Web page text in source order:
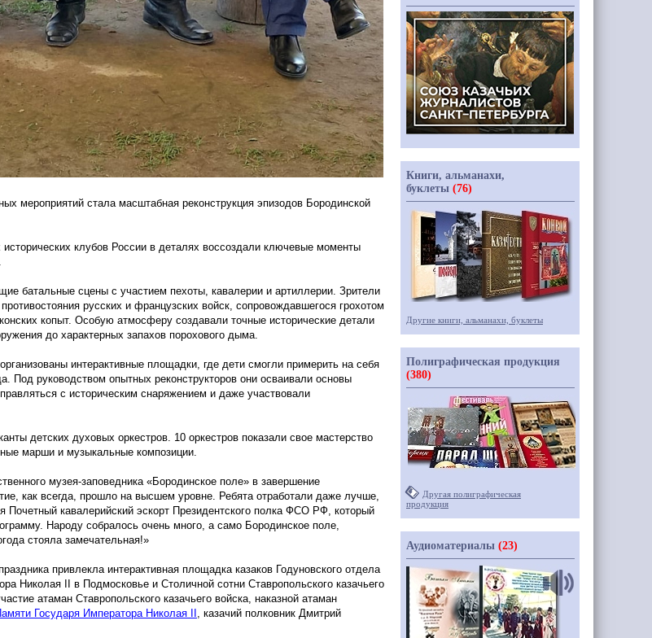
мероприятий стала масштабная реконструкция эпизодов Бородинской
клубов России в деталях воссоздали ключевые моменты
батальные сцены с участием пехоты, кавалерии и артиллерии. Зрители
русских и французских войск, сопровождавшегося грохотом
копыт. Особую атмосферу создавали точные исторические детали
до характерных запахов порохового дыма.
интерактивные площадки, где дети смогли примерить на себя
Под руководством опытных реконструкторов они осваивали основы
с историческим снаряжением и даже участвовали
детских духовых оркестров. 10 оркестров показали свое мастерство
марши и музыкальные композиции.
музея-заповедника «Бородинское поле» в завершение
, как всегда, прошло на высшем уровне. Ребята отработали даже лучше,
кавалерийский эскорт Президентского полка ФСО РФ, который
Народу собралось очень много, а само Бородинское поле,
стояла замечательная!»
привлекла интерактивная площадка казаков Годуновского отдела
Николая
в Подмосковье и Столичной сотни Ставропольского казачьего
атаман Ставропольского казачьего войска, наказной атаман
Государя Императора Николая
, казачий полковник Дмитрий
Книги, альманахи,
буклеты (76)
Другие книги, альманахи, буклеты
Полиграфическая продукция
(380)
Другая полиграфическая
продукция
Аудиоматериалы (23)